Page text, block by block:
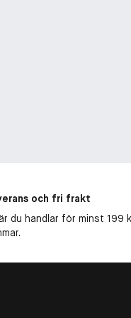
och fri frakt
du handlar för minst 199